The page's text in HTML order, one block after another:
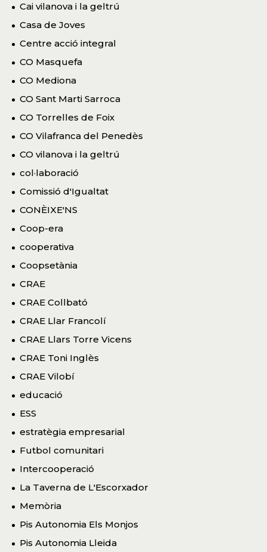
Cai vilanova i la geltrú
Casa de Joves
Centre acció integral
CO Masquefa
CO Mediona
CO Sant Marti Sarroca
CO Torrelles de Foix
CO Vilafranca del Penedès
CO vilanova i la geltrú
col·laboració
Comissió d'Igualtat
CONÈIXE'NS
Coop-era
cooperativa
Coopsetània
CRAE
CRAE Collbató
CRAE Llar Francolí
CRAE Llars Torre Vicens
CRAE Toni Inglès
CRAE Vilobí
educació
ESS
estratègia empresarial
Futbol comunitari
Intercooperació
La Taverna de L'Escorxador
Memòria
Pis Autonomia Els Monjos
Pis Autonomia Lleida